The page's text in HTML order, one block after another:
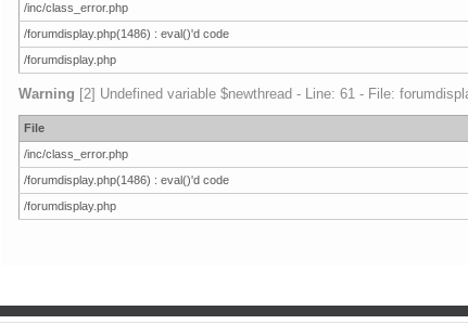
/inc/class_error.php
/forumdisplay.php(1486) : eval()'d code
/forumdisplay.php
Warning [2] Undefined variable $newthread - Line: 61 - File:
File
/inc/class_error.php
/forumdisplay.php(1486) : eval()'d code
/forumdisplay.php